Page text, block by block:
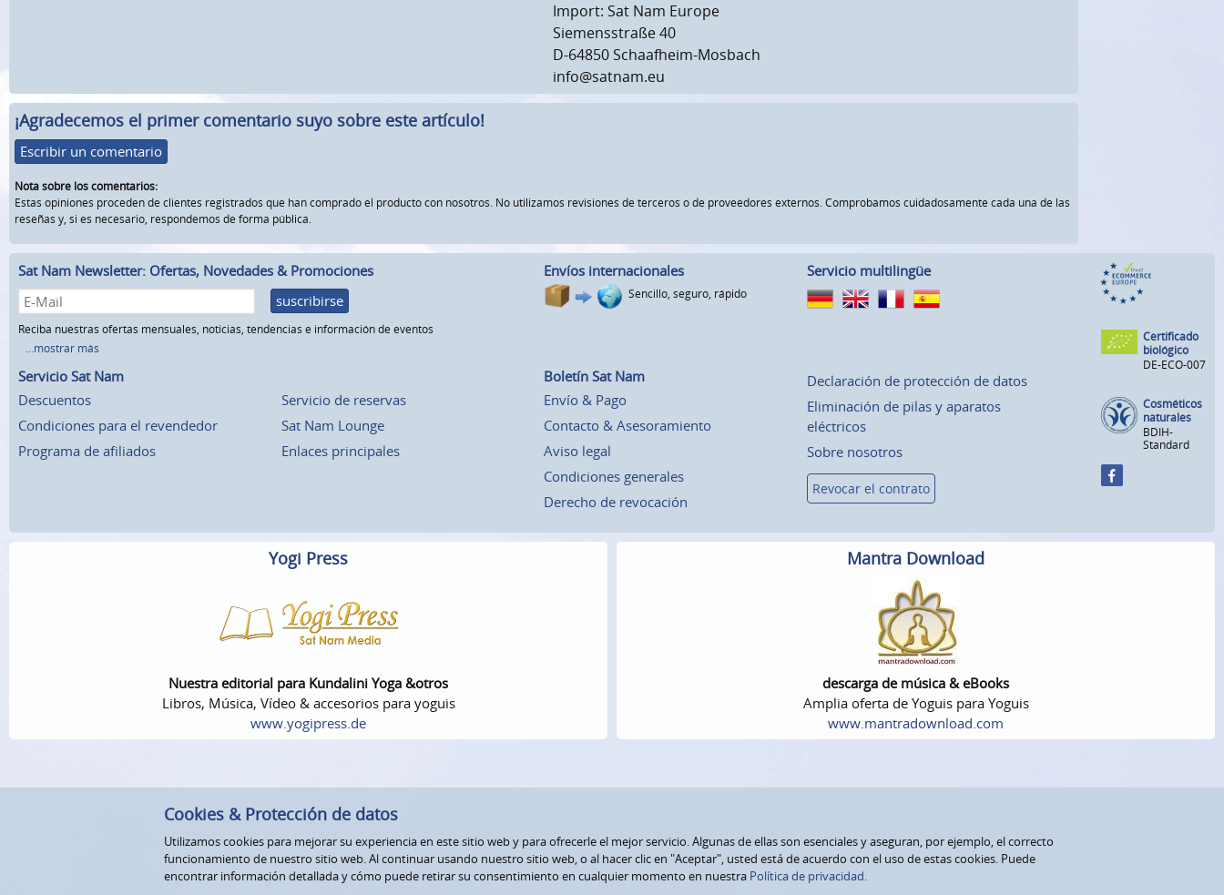
Import: Sat Nam Europe
Siemensstraße 40
D-64850 Schaafheim-Mosbach
info@satnam.eu
¡Agradecemos el primer comentario suyo sobre este artículo!
Escribir un comentario
Nota sobre los comentarios:
Estas opiniones proceden de clientes registrados que han comprado el producto con nosotros. No utilizamos revisiones de terceros o de proveedores externos. Comprobamos cuidadosamente cada una de las
reseñas y, si es necesario, respondemos de forma pública.
Sat Nam Newsletter: Ofertas, Novedades & Promociones
suscribirse
Reciba nuestras ofertas mensuales, noticias, tendencias e información de eventos
...mostrar más
Envíos internacionales
Sencillo, seguro, rápido
Servicio multilingüe
Servicio Sat Nam
Descuentos
Condiciones para el revendedor
Programa de afiliados
Servicio de reservas
Sat Nam Lounge
Enlaces principales
Boletín Sat Nam
Envío & Pago
Contacto & Asesoramiento
Aviso legal
Condiciones generales
Derecho de revocación
Declaración de protección de datos
Eliminación de pilas y aparatos
eléctricos
Sobre nosotros
Revocar el contrato
Certificado
biológico
DE-ECO-007
Cosméticos
naturales
BDIH-
Standard
Yogi Press
Nuestra editorial para Kundalini Yoga &otros
Libros, Música, Vídeo & accesorios para yoguis
www.yogipress.de
Mantra Download
descarga de música & eBooks
Amplia oferta de Yoguis para Yoguis
www.mantradownload.com
Cookies & Protección de datos
Utilizamos cookies para mejorar su experiencia en este sitio web y para ofrecerle el mejor servicio. Algunas de ellas son esenciales y aseguran, por ejemplo, el correcto
funcionamiento de nuestro sitio web. Al continuar usando nuestro sitio web, o al hacer clic en "Aceptar", usted está de acuerdo con el uso de estas cookies. Puede
encontrar información detallada y cómo puede retirar su consentimiento en cualquier momento en nuestra Política de privacidad.